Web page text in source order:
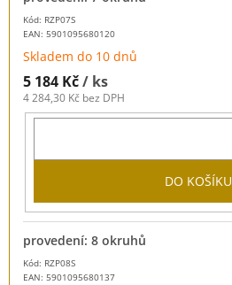
Kód: RZP07S
EAN: 5901095680120
Skladem do 10 dnů
5 184 Kč/ ks
4 284,30 Kč bez DPH
DO KOŠÍKU
Kód: RZP08S
EAN: 5901095680137
provedení: 8 okruhů